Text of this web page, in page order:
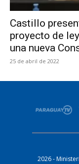
Castillo
proyecto de
una nueva
25 de abril de 2022
2026 -